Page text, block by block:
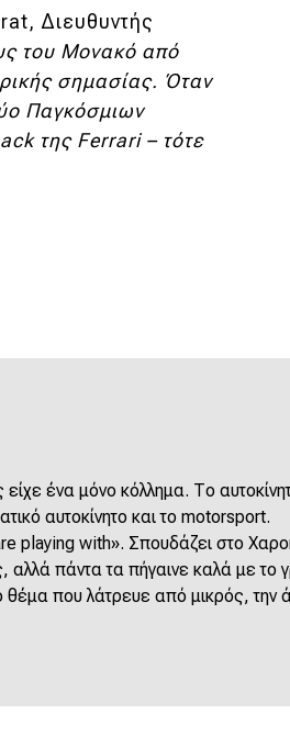
Διευθυντής
του Μονακό από
σημασίας. Όταν
Παγκόσμιων
της Ferrari – τότε
ένα μόνο κόλλημα. Το
αυτοκίνητο και το motorsport.
playing with». Σπουδάζει στο
αλλά πάντα τα πήγαινε καλά με το
θέμα που λάτρευε από μικρός,